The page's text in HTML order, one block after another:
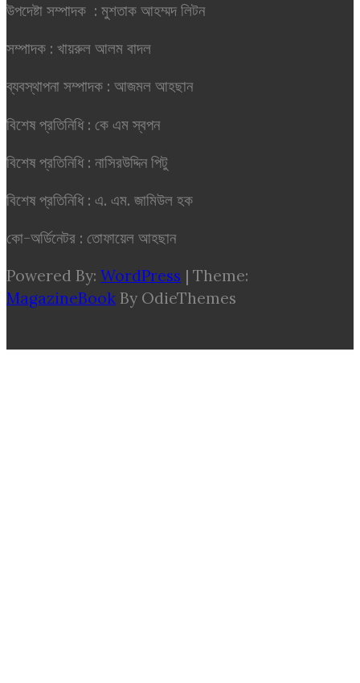
উপদেষ্টা সম্পাদক : মুশতাক আহম্মদ লিটন
সম্পাদক : খায়রুল আলম বাদল
ব্যবস্থাপনা সম্পাদক : আজমল আহছান
বিশেষ প্রতিনিধি : কে এম স্বপন
বিশেষ প্রতিনিধি : নাসিরউদ্দিন পিটু
বিশেষ প্রতিনিধি : এ. এম. জামিউল হক
কো-অর্ডিনেটর : তোফায়েল আহছান
Powered By: WordPress | Theme:
MagazineBook By OdieThemes